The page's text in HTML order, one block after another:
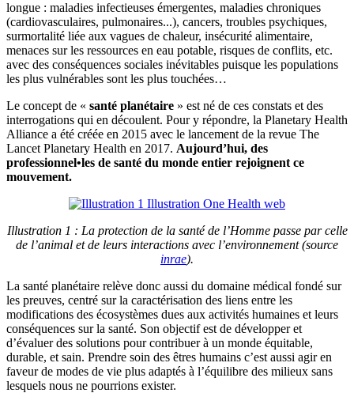
longue : maladies infectieuses émergentes, maladies chroniques
(cardiovasculaires, pulmonaires...), cancers, troubles psychiques,
surmortalité liée aux vagues de chaleur, insécurité alimentaire,
menaces sur les ressources en eau potable, risques de conflits, etc.
avec des conséquences sociales inévitables puisque les populations
les plus vulnérables sont les plus touchées…
Le concept de « santé planétaire » est né de ces constats et des
interrogations qui en découlent. Pour y répondre, la Planetary Health
Alliance a été créée en 2015 avec le lancement de la revue The
Lancet Planetary Health en 2017. Aujourd’hui, des
professionnel•les de santé du monde entier rejoignent ce
mouvement.
Illustration 1 : La protection de la santé de l’Homme passe par celle
de l’animal et de leurs interactions avec l’environnement (source
inrae).
La santé planétaire relève donc aussi du domaine médical fondé sur
les preuves, centré sur la caractérisation des liens entre les
modifications des écosystèmes dues aux activités humaines et leurs
conséquences sur la santé. Son objectif est de développer et
d’évaluer des solutions pour contribuer à un monde équitable,
durable, et sain. Prendre soin des êtres humains c’est aussi agir en
faveur de modes de vie plus adaptés à l’équilibre des milieux sans
lesquels nous ne pourrions exister.